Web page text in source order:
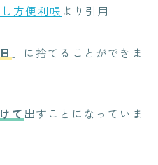
方便利帳 より引用
」に捨てることができま
て 出すことになっていま